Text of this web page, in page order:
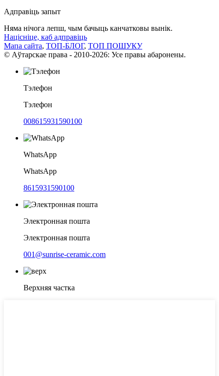
Адправіць запыт
Няма нічога лепш, чым бачыць канчатковы вынік.
Націсніце, каб адправіць
Мапа сайта, ТОП-БЛОГ, ТОП ПОШУКУ
© Аўтарскае права - 2010-2026: Усе правы абаронены.
Тэлефон
Тэлефон
008615931590100
WhatsApp
WhatsApp
8615931590100
Электронная пошта
Электронная пошта
001@sunrise-ceramic.com
Верхняя частка